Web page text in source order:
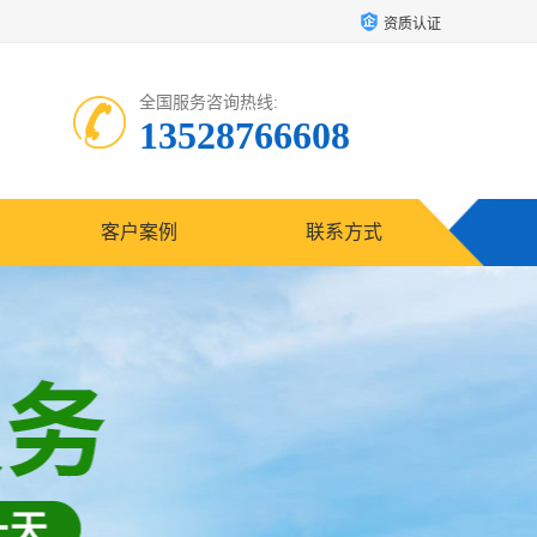
资质认证
全国服务咨询热线:
13528766608
客户案例 联系方式